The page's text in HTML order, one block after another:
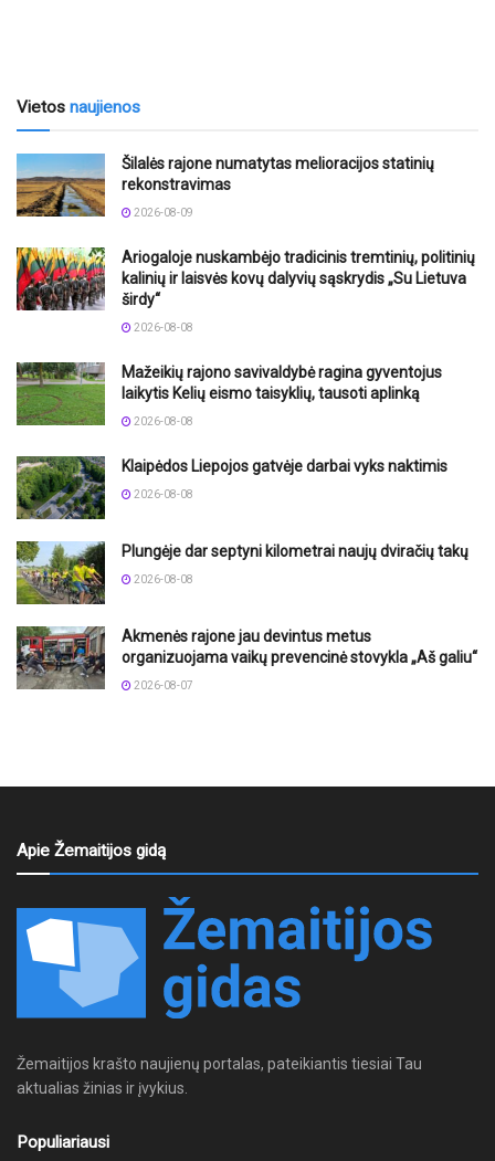
Vietos naujienos
Šilalės rajone numatytas melioracijos statinių
rekonstravimas
2026-08-09
Ariogaloje nuskambėjo tradicinis tremtinių, politinių
kalinių ir laisvės kovų dalyvių sąskrydis „Su Lietuva
širdy“
2026-08-08
Mažeikių rajono savivaldybė ragina gyventojus
laikytis Kelių eismo taisyklių, tausoti aplinką
2026-08-08
Klaipėdos Liepojos gatvėje darbai vyks naktimis
2026-08-08
Plungėje dar septyni kilometrai naujų dviračių takų
2026-08-08
Akmenės rajone jau devintus metus
organizuojama vaikų prevencinė stovykla „Aš galiu“
2026-08-07
Apie Žemaitijos gidą
Žemaitijos krašto naujienų portalas, pateikiantis tiesiai Tau
aktualias žinias ir įvykius.
Populiariausi